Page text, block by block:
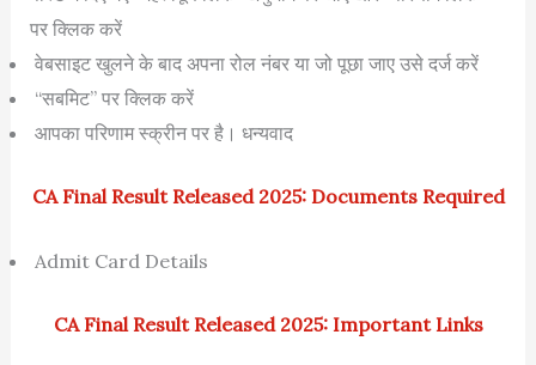
पर क्लिक करें
वेबसाइट खुलने के बाद अपना रोल नंबर या जो पूछा जाए उसे दर्ज करें
“सबमिट” पर क्लिक करें
आपका परिणाम स्क्रीन पर है। धन्यवाद
CA Final Result Released 2025: Documents Required
Admit Card Details
CA Final Result Released 2025: Important Links